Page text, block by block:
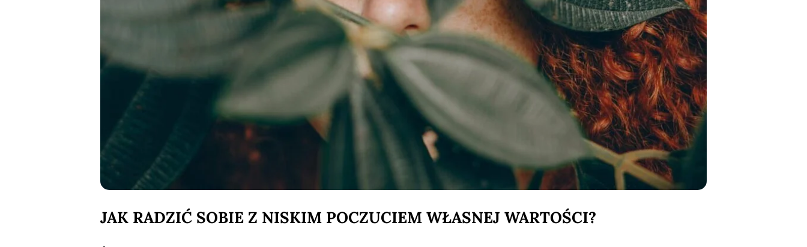
JAK RADZIĆ SOBIE Z NISKIM POCZUCIEM WŁASNEJ WARTOŚCI?